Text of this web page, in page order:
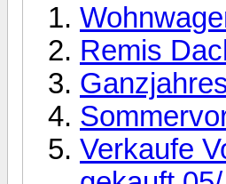
Remis
Verkaufe